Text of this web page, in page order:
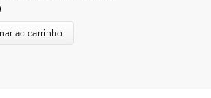
ao carrinho